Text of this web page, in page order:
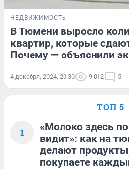
НЕДВИЖИМОСТЬ
В Тюмени выросло
квартир, которые
Почему — объяснили
4 декабря, 2024, 20:30 9 012 5
ТОП 5
1
«Молоко здесь
видит»: как на
делают
покупаете